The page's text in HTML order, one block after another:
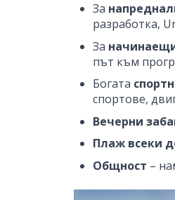
За
разработка,
За
път към
Богата
спортове,
Вечерни
Плаж всеки
Общност –